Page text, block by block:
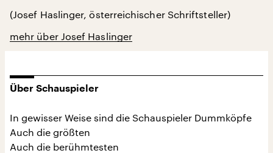
(Josef Haslinger, österreichischer Schriftsteller)
mehr über Josef Haslinger
Über Schauspieler
In gewisser Weise sind die Schauspieler Dummköpfe
Auch die größten
Auch die berühmtesten